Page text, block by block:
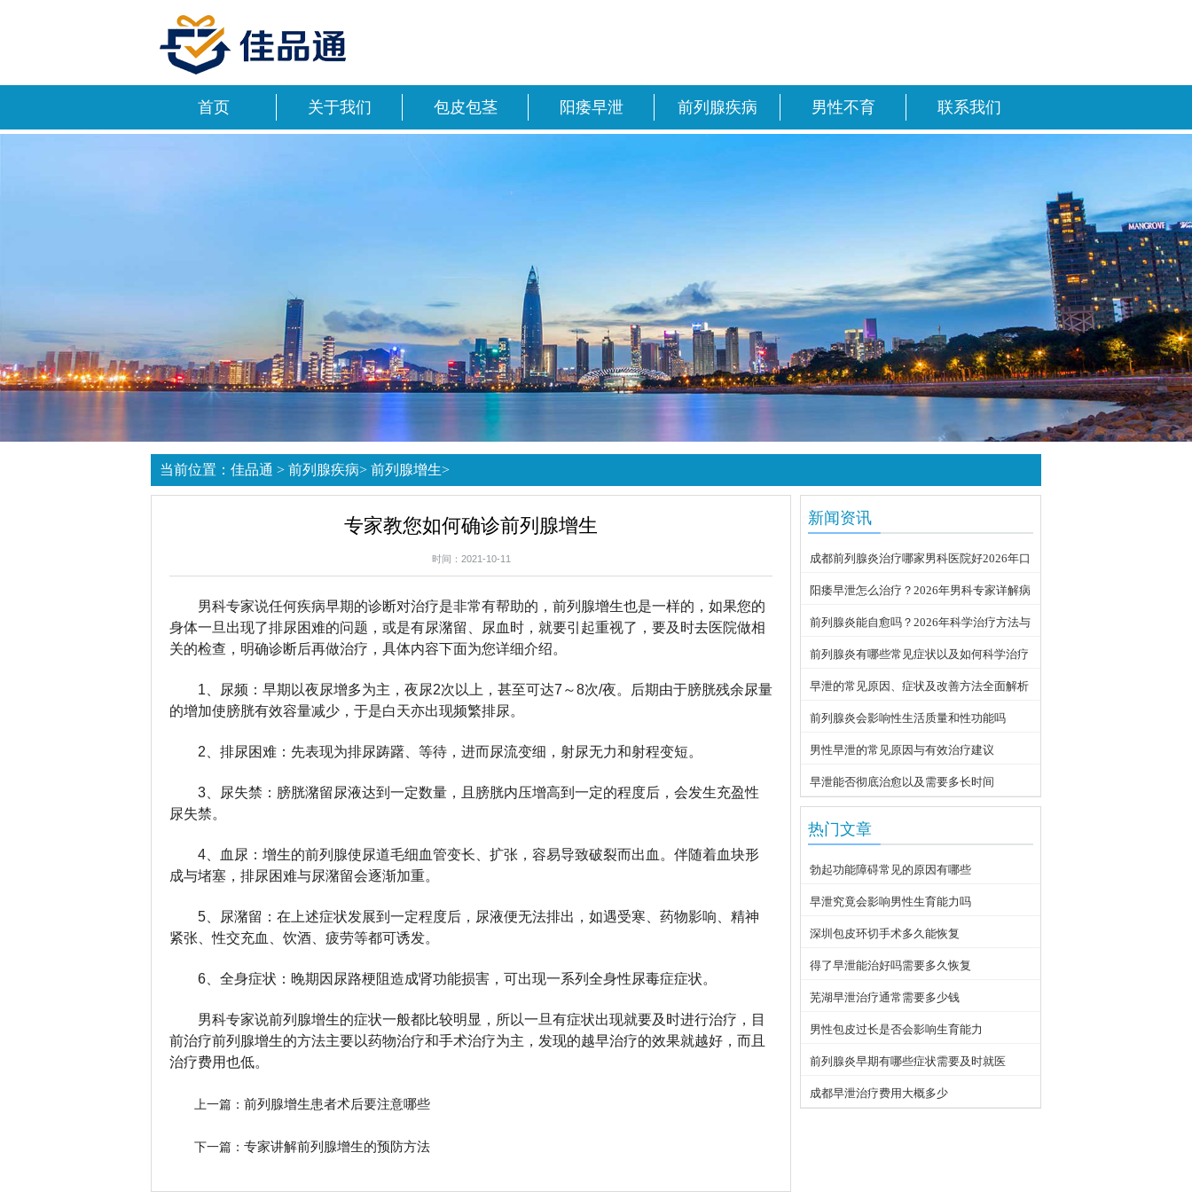
首页 关于我们 包皮包茎 阳痿早泄 前列腺疾病 男性不育 联系我们
当前位置： 佳品通 > 前列腺疾病> 前列腺增生>
专家教您如何确诊前列腺增生
时间：2021-10-11
男科专家说任何疾病早期的诊断对治疗是非常有帮助的，前列腺增生也是一样的，如果您的
身体一旦出现了排尿困难的问题，或是有尿潴留、尿血时，就要引起重视了，要及时去医院做相
关的检查，明确诊断后再做治疗，具体内容下面为您详细介绍。
1、尿频：早期以夜尿增多为主，夜尿2次以上，甚至可达7～8次/夜。后期由于膀胱残余尿量
的增加使膀胱有效容量减少，于是白天亦出现频繁排尿。
2、排尿困难：先表现为排尿踌躇、等待，进而尿流变细，射尿无力和射程变短。
3、尿失禁：膀胱潴留尿液达到一定数量，且膀胱内压增高到一定的程度后，会发生充盈性
尿失禁。
4、血尿：增生的前列腺使尿道毛细血管变长、扩张，容易导致破裂而出血。伴随着血块形
成与堵塞，排尿困难与尿潴留会逐渐加重。
5、尿潴留：在上述症状发展到一定程度后，尿液便无法排出，如遇受寒、药物影响、精神
紧张、性交充血、饮酒、疲劳等都可诱发。
6、全身症状：晚期因尿路梗阻造成肾功能损害，可出现一系列全身性尿毒症症状。
男科专家说前列腺增生的症状一般都比较明显，所以一旦有症状出现就要及时进行治疗，目
前治疗前列腺增生的方法主要以药物治疗和手术治疗为主，发现的越早治疗的效果就越好，而且
治疗费用也低。
上一篇： 前列腺增生患者术后要注意哪些
下一篇： 专家讲解前列腺增生的预防方法
新闻资讯
成都前列腺炎治疗哪家男科医院好2026年口
碑推荐
阳痿早泄怎么治疗？2026年男科专家详解病
因与科学用药方案
前列腺炎能自愈吗？2026年科学治疗方法与
日常护理指南
前列腺炎有哪些常见症状以及如何科学治疗
早泄的常见原因、症状及改善方法全面解析
前列腺炎会影响性生活质量和性功能吗
男性早泄的常见原因与有效治疗建议
早泄能否彻底治愈以及需要多长时间
热门文章
勃起功能障碍常见的原因有哪些
早泄究竟会影响男性生育能力吗
深圳包皮环切手术多久能恢复
得了早泄能治好吗需要多久恢复
芜湖早泄治疗通常需要多少钱
男性包皮过长是否会影响生育能力
前列腺炎早期有哪些症状需要及时就医
成都早泄治疗费用大概多少